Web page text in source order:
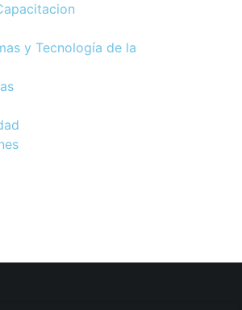
y Tecnología de la